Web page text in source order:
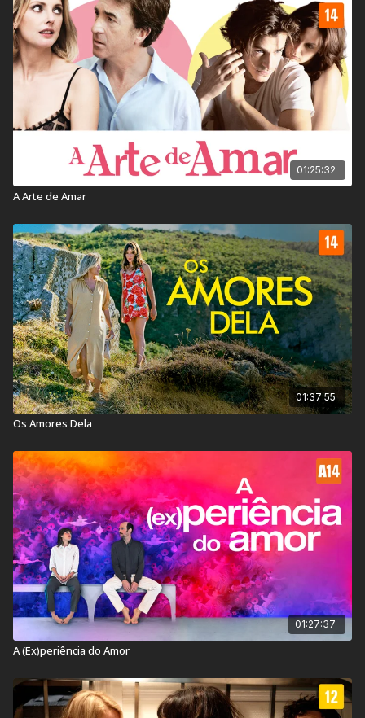
- A Comédia Romântica vencedora do Prêmio César de
Melhor Filme Estrangeiro.
- Seleção Oficial na mostra Un Certain Regard do Festival
de Cannes.
Classificação Indicativa: 16 Anos
Contém: Conteúdo Sexual, Drogas Lícitas & Linguagem
Título Original:Simple Comme Sylvain
Duração:110 min
Ano de lançamento:2023
País:Canadá
01:25:32
A Arte de Amar
01:37:55
Os Amores Dela
01:27:37
A (Ex)periência do Amor